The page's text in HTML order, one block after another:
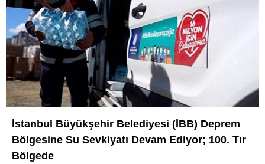
İstanbul Büyükşehir Belediyesi (İBB) Deprem
Bölgesine Su Sevkiyatı Devam Ediyor; 100. Tır
Bölgede